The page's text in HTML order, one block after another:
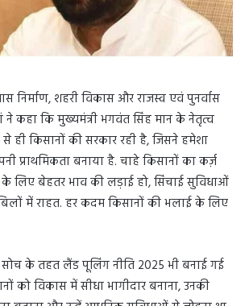
निर्माण, शहरी विकास और राजस्व एवं पुनर्वास
ने कहा कि मुख्यमंत्री भगवंत सिंह मान के नेतृत्व
ही किसानों की सरकार रही है, जिसने हमेशा
प्राथमिकता बनाया है. चाहे किसानों का कर्ज़
लिए बेहतर भाव की लड़ाई हो, सिंचाई सुविधाओं
में राहत. हर कदम किसानों की भलाई के लिए
के तहत लैंड पूलिंग नीति 2025 भी बनाई गई
को विकास में सीधा भागीदार बनाना, उनकी